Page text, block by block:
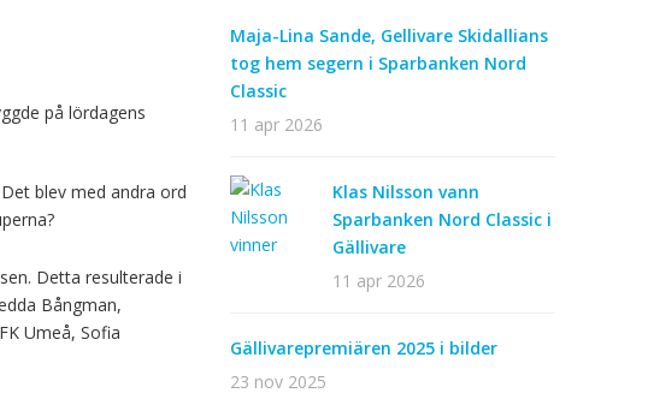
på lördagens
blev med andra ord
Detta resulterade i
Bångman,
Umeå, Sofia
Maja-Lina Sande, Gellivare Skidallians
tog hem segern i Sparbanken Nord
Classic
11 apr 2026
Klas Nilsson vann
Sparbanken Nord Classic i
Gällivare
11 apr 2026
Gällivarepremiären 2025 i bilder
23 nov 2025